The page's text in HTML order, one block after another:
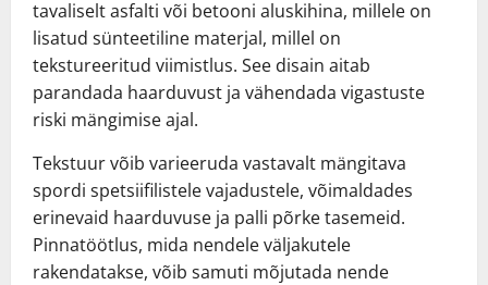
tavaliselt asfalti või betooni aluskihina, millele on
lisatud sünteetiline materjal, millel on
tekstureeritud viimistlus. See disain aitab
parandada haarduvust ja vähendada vigastuste
riski mängimise ajal.
Tekstuur võib varieeruda vastavalt mängitava
spordi spetsiifilistele vajadustele, võimaldades
erinevaid haarduvuse ja palli põrke tasemeid.
Pinnatöötlus, mida nendele väljakutele
rakendatakse, võib samuti mõjutada nende